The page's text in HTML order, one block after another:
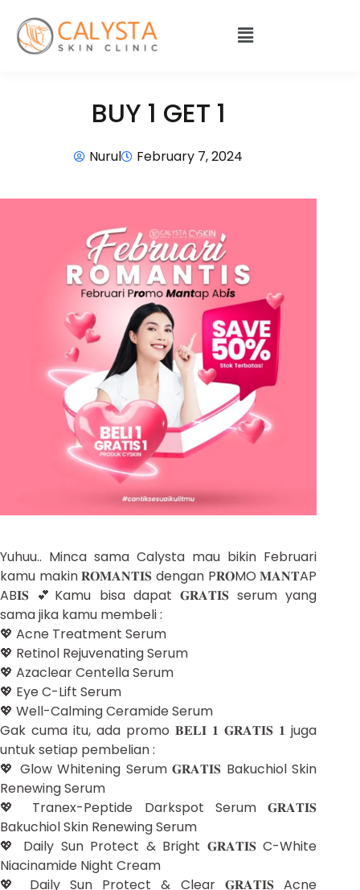
BUY 1 GET 1
Nurul February 7, 2024
Yuhuu.. Minca sama Calysta mau bikin Februari
kamu makin 𝐑𝐎𝐌𝐀𝐍𝐓𝐈𝐒 dengan P𝐑𝐎MO 𝐌𝐀𝐍𝐓AP
AB𝐈𝐒 💕Kamu bisa dapat 𝐆𝐑𝐀𝐓𝐈𝐒 serum yang
sama jika kamu membeli :
💖 Acne Treatment Serum
💖 Retinol Rejuvenating Serum
💖 Azaclear Centella Serum
💖 Eye C-Lift Serum
💖 Well-Calming Ceramide Serum
Gak cuma itu, ada promo 𝐁𝐄𝐋𝐈 𝟏 𝐆𝐑𝐀𝐓𝐈𝐒 𝟏 juga
untuk setiap pembelian :
💖 Glow Whitening Serum 𝐆𝐑𝐀𝐓𝐈𝐒 Bakuchiol Skin
Renewing Serum
💖 Tranex-Peptide Darkspot Serum 𝐆𝐑𝐀𝐓𝐈𝐒
Bakuchiol Skin Renewing Serum
💖 Daily Sun Protect & Bright 𝐆𝐑𝐀𝐓𝐈𝐒 C-White
Niacinamide Night Cream
💖 Daily Sun Protect & Clear 𝐆𝐑𝐀𝐓𝐈𝐒 Acne